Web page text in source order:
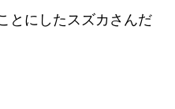
とにしたスズカさんだ